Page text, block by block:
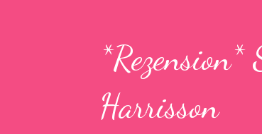
Harrisson